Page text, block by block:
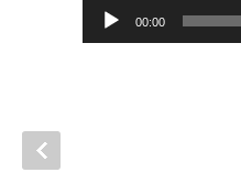
Lecteur
audio
00:00